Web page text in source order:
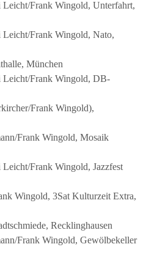
Frank Wingold, Unterfahrt,
Frank Wingold, Nato,
München
Frank Wingold, DB-
Frank Wingold),
Frank Wingold, Mosaik
Frank Wingold, Jazzfest
Wingold, 3Sat Kulturzeit Extra,
Recklinghausen
Frank Wingold, Gewölbekeller